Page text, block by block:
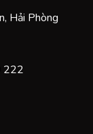
Hải Phòng
222